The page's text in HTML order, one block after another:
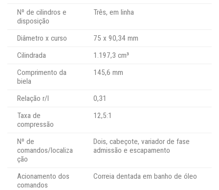
Nº de cilindros e
disposição
Três, em linha
Diâmetro x curso
75 x 90,34 mm
Cilindrada
1.197,3 cm³
Comprimento da
biela
145,6 mm
Relação r/l
0,31
Taxa de
compressão
12,5:1
Nº de
comandos/localiza
ção
Dois, cabeçote, variador de fase
admissão e escapamento
Acionamento dos
comandos
Correia dentada em banho de óleo